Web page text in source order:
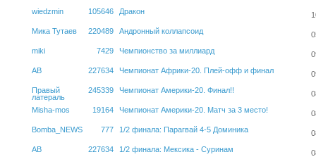
wiedzmin
105646 Дракон
Мика Тутаев
220489 Андронный коллапсоид
miki
7429 Чемпионство за миллиард
АВ
227634 Чемпионат Африки-20. Плей-офф и финал
Правый
латераль
245339 Чемпионат Америки-20. Финал!!
Misha-mos
19164 Чемпионат Америки-20. Матч за 3 место!
Bomba_NEWS
777 1/2 финала: Парагвай 4-5 Доминика
АВ
227634 1/2 финала: Мексика - Суринам